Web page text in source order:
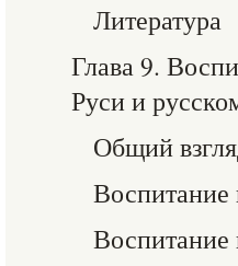
Литература
Глава 9.
Руси и
Общий
Воспитание